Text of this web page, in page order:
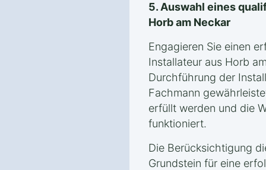
5. Auswahl eines
Horb am Neckar
Engagieren Sie einen
Installateur aus Horb
Durchführung der
Fachmann
erfüllt werden und die
funktioniert.
Die Berücksichtigung
Grundstein für eine